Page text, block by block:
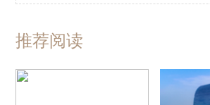
推荐阅读